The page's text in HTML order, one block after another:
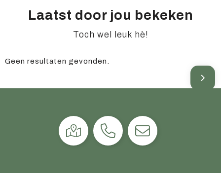
Laatst door jou bekeken
Toch wel leuk hè!
Geen resultaten gevonden.